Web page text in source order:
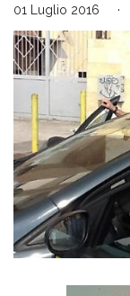
01 Luglio 2016